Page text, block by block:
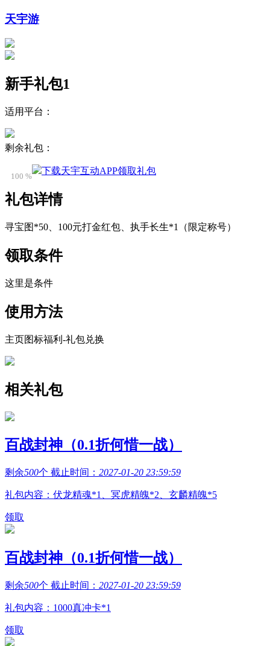
天宇游
新手礼包1
适用平台：
剩余礼包：
100 %
下载天宇互动APP领取礼包
礼包详情
寻宝图*50、100元打金红包、执手长生*1（限定称号）
领取条件
这里是条件
使用方法
主页图标福利-礼包兑换
相关礼包
百战封神（0.1折何惜一战）
剩余500个 截止时间： 2027-01-20 23:59:59
礼包内容：伏龙精魂*1、冥虎精魄*2、玄麟精魄*5
领取
百战封神（0.1折何惜一战）
剩余500个 截止时间： 2027-01-20 23:59:59
礼包内容：1000真冲卡*1
领取